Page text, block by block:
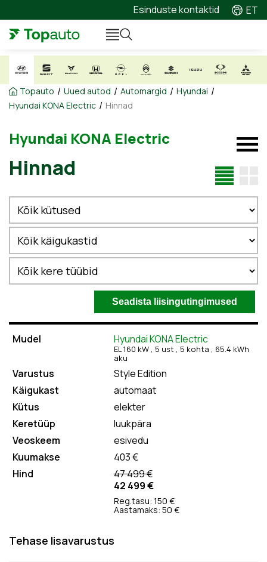
Esinduste kontaktid ET
Topauto / Uued autod / Automargid / Hyundai /
Hyundai KONA Electric / Hinnad
Hyundai KONA Electric
Hinnad
Hyundai KONA Electric
EL 160 kW , 5 ust, 5 kohta , 65.4 kWh
aku
Style Edition
automaat
elekter
luukpära
esivedu
403 €
47 499 €
42 499 €
Reg.tasu: 150 €
Aastamaks: 50 €
Tehase lisavarustus